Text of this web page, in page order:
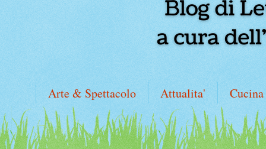
Arte & Spettacolo Attualita' Cucina